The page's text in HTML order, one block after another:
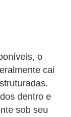
o
cai
dentro e
sob seu